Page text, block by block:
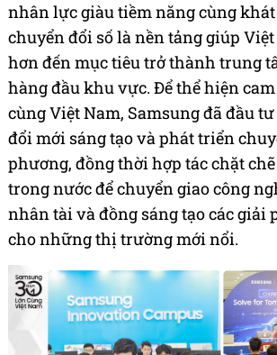
nhân lực giàu tiềm năng cùng
chuyển đổi số là nền tảng giúp
hơn đến mục tiêu trở thành trung
hàng đầu khu vực. Để thể hiện
cùng Việt Nam, Samsung đã đầu
đổi mới sáng tạo và phát triển
phương, đồng thời hợp tác chặt
trong nước để chuyển giao công
nhân tài và đồng sáng tạo các giải
cho những thị trường mới nổi.